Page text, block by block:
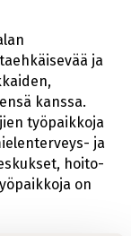
ja
kanssa.
työpaikkoja
ja
hoito-
on